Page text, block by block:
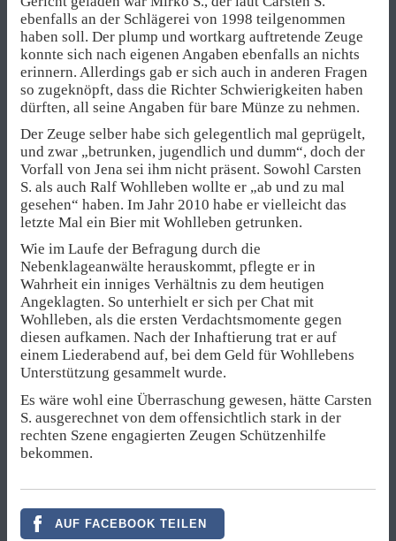
ebenfalls an der Schlägerei von 1998 teilgenommen
haben soll. Der plump und wortkarg auftretende Zeuge
konnte sich nach eigenen Angaben ebenfalls an nichts
erinnern. Allerdings gab er sich auch in anderen Fragen
so zugeknöpft, dass die Richter Schwierigkeiten haben
dürften, all seine Angaben für bare Münze zu nehmen.
Der Zeuge selber habe sich gelegentlich mal geprügelt,
und zwar „betrunken, jugendlich und dumm“, doch der
Vorfall von Jena sei ihm nicht präsent. Sowohl Carsten
S. als auch Ralf Wohlleben wollte er „ab und zu mal
gesehen“ haben. Im Jahr 2010 habe er vielleicht das
letzte Mal ein Bier mit Wohlleben getrunken.
Wie im Laufe der Befragung durch die
Nebenklageanwälte herauskommt, pflegte er in
Wahrheit ein inniges Verhältnis zu dem heutigen
Angeklagten. So unterhielt er sich per Chat mit
Wohlleben, als die ersten Verdachtsmomente gegen
diesen aufkamen. Nach der Inhaftierung trat er auf
einem Liederabend auf, bei dem Geld für Wohllebens
Unterstützung gesammelt wurde.
Es wäre wohl eine Überraschung gewesen, hätte Carsten
S. ausgerechnet von dem offensichtlich stark in der
rechten Szene engagierten Zeugen Schützenhilfe
bekommen.
AUF FACEBOOK TEILEN